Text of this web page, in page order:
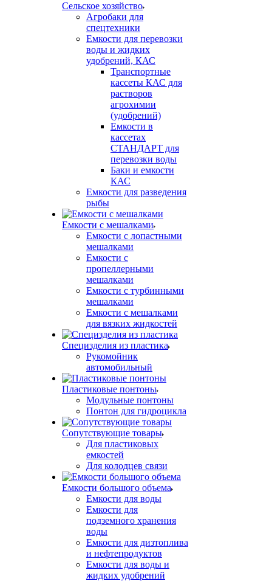
Сельское хозяйство
Агробаки для
спецтехники
Емкости для перевозки
воды и жидких
удобрений, КАС
Транспортные
кассеты КАС для
растворов
агрохимии
(удобрений)
Емкости в
кассетах
СТАНДАРТ для
перевозки воды
Баки и емкости
КАС
Емкости для разведения
рыбы
Емкости с мешалками
Емкости с лопастными
мешалками
Емкости с
пропеллерными
мешалками
Емкости с турбинными
мешалками
Емкости с мешалками
для вязких жидкостей
Специзделия из пластика
Рукомойник
автомобильный
Пластиковые понтоны
Модульные понтоны
Понтон для гидроцикла
Сопутствующие товары
Для пластиковых
емкостей
Для колодцев связи
Емкости большого объема
Емкости для воды
Емкости для
подземного хранения
воды
Емкости для дизтоплива
и нефтепродуктов
Емкости для воды и
жидких удобрений